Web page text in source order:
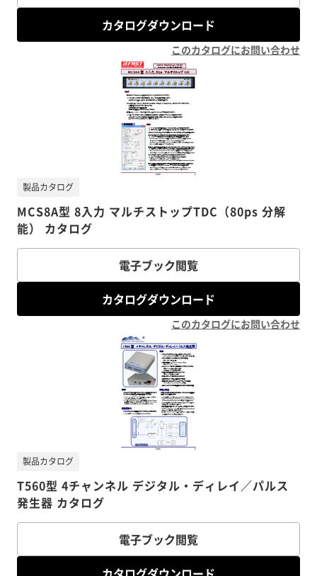
カタログダウンロード
このカタログにお問い合わせ
MCS8A型 8入力 マルチストップTDC（80ps 分解
能） カタログ
製品カタログ
電子ブック閲覧
カタログダウンロード
このカタログにお問い合わせ
T560型 4チャンネル デジタル・ディレイ／パルス
発生器 カタログ
製品カタログ
電子ブック閲覧